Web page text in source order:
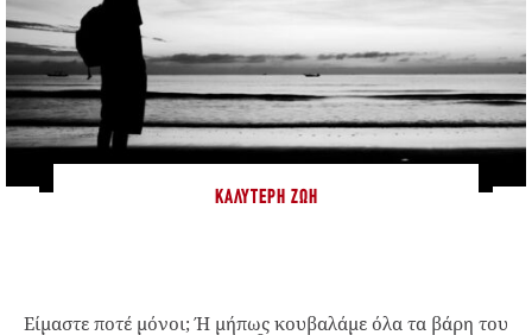
ΚΑΛΎΤΕΡΗ ΖΩΉ
Είμαστε ποτέ μόνοι; Ή μήπως κουβαλάμε όλα τα βάρη του